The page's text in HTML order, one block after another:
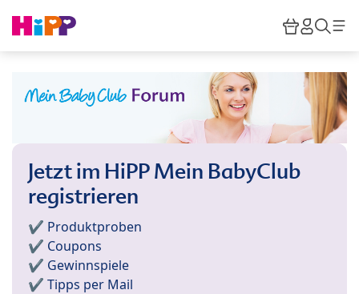
HiPP
Jetzt im HiPP Mein BabyClub
registrieren
✔️ Produktproben
✔️ Coupons
✔️ Gewinnspiele
✔️ Tipps per Mail